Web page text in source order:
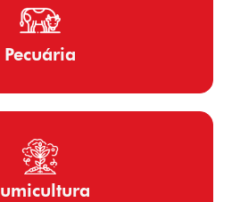
Pecuária